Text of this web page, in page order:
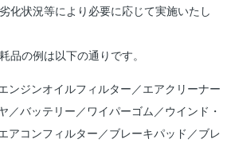
化状況等により必要に応じて実施いたし
品の例は以下の通りです。
ンジンオイルフィルター／エアクリーナー
／バッテリー／ワイパーゴム／ウインド・
アコンフィルター／ブレーキパッド／ブレ